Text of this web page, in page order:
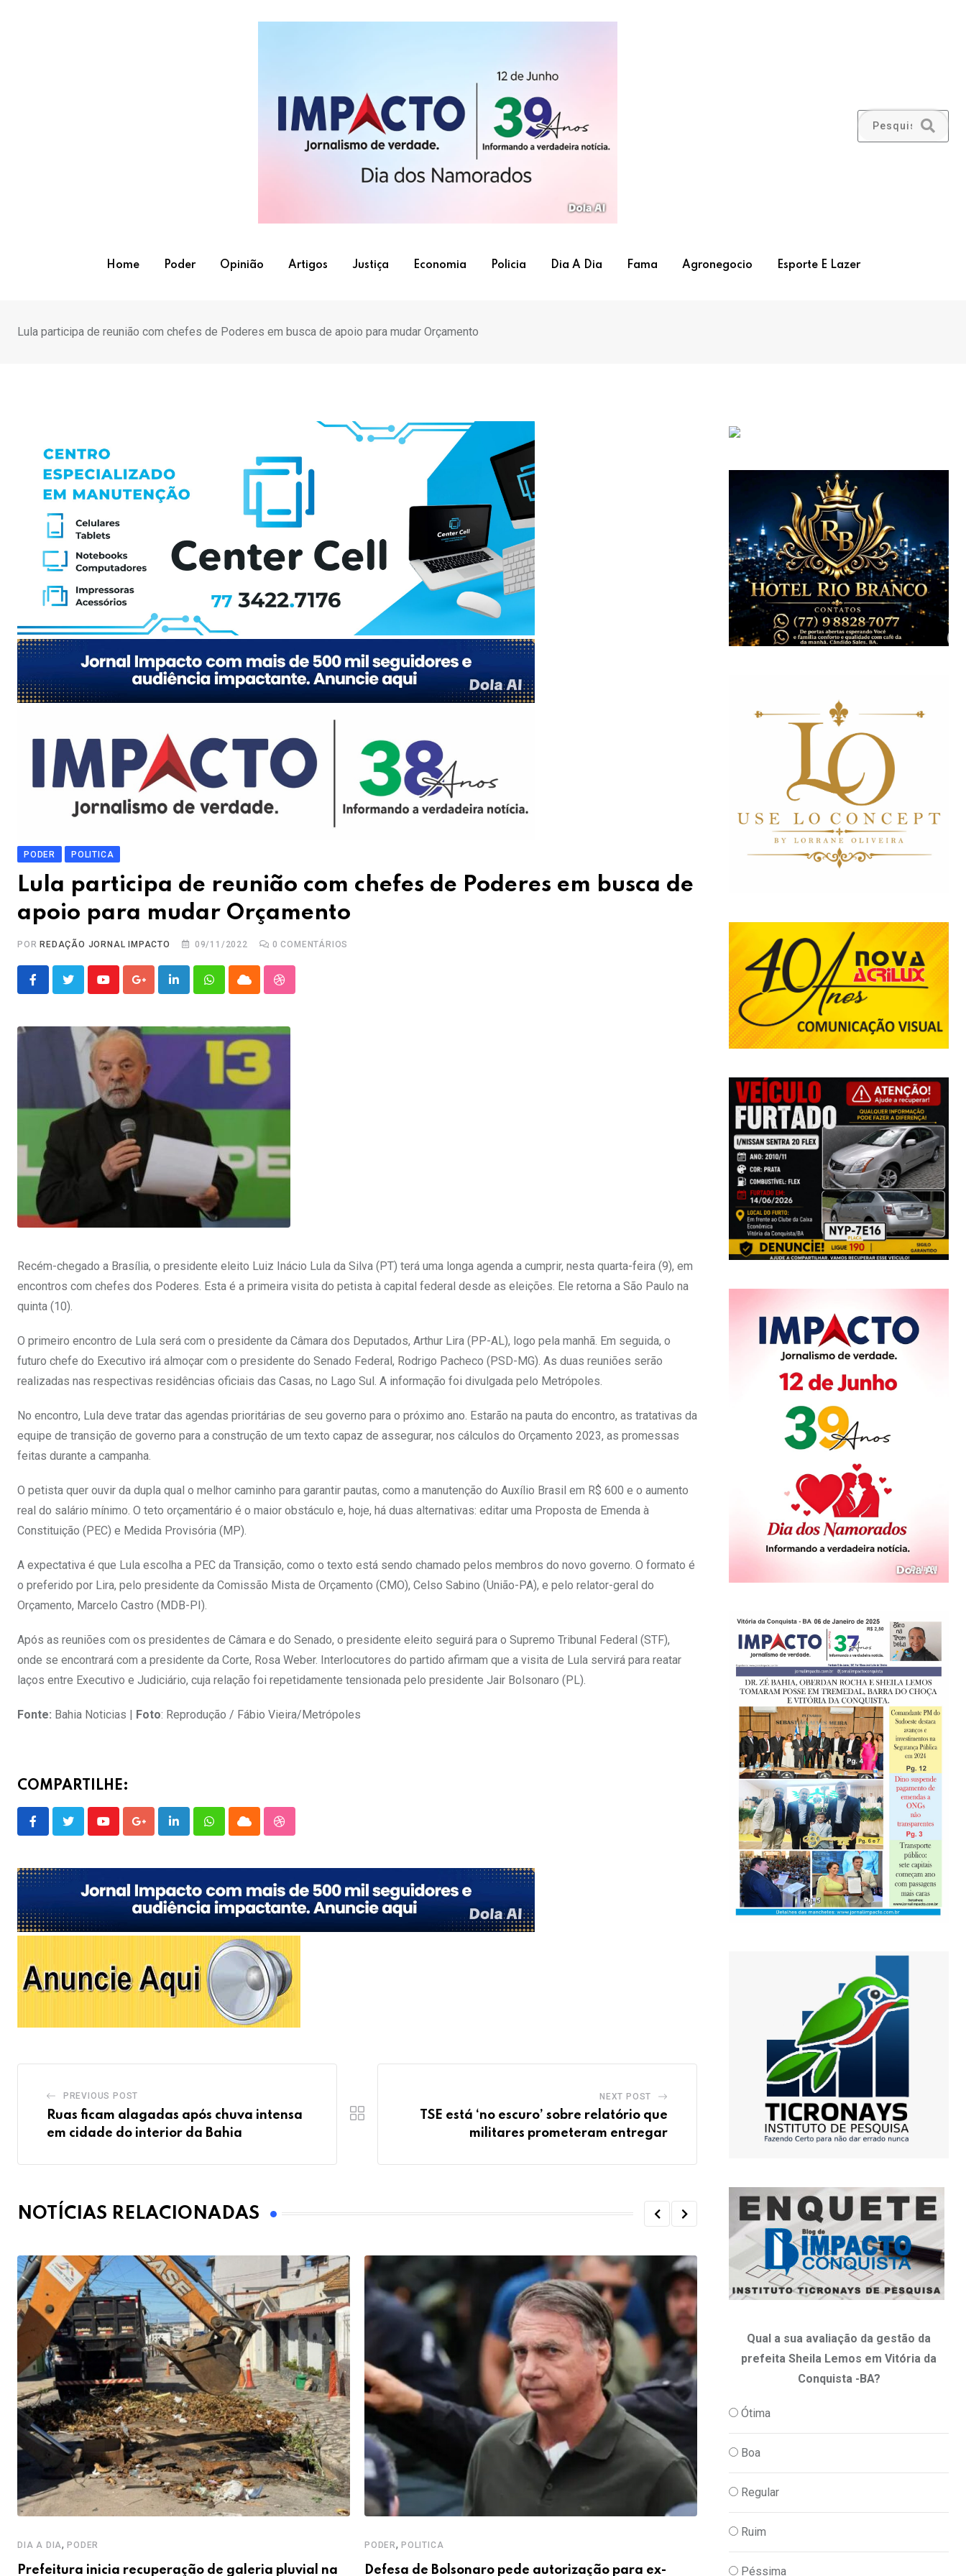
Home Poder Opinião Artigos Justiça Economia Policia Dia A Dia Fama Agronegocio Esporte E Lazer
Lula participa de reunião com chefes de Poderes em busca de apoio para mudar Orçamento
PODER POLITICA
Lula participa de reunião com chefes de Poderes em busca de
apoio para mudar Orçamento
POR REDAÇÃO JORNAL IMPACTO 09/11/2022 0 COMENTÁRIOS
YoutubeGoogle+LinkedInWhatsappCloud StumbleUpon
Recém-chegado a Brasília, o presidente eleito Luiz Inácio Lula da Silva (PT) terá uma longa agenda a cumprir, nesta quarta-feira (9), em
encontros com chefes dos Poderes. Esta é a primeira visita do petista à capital federal desde as eleições. Ele retorna a São Paulo na
quinta (10).
O primeiro encontro de Lula será com o presidente da Câmara dos Deputados, Arthur Lira (PP-AL), logo pela manhã. Em seguida, o
futuro chefe do Executivo irá almoçar com o presidente do Senado Federal, Rodrigo Pacheco (PSD-MG). As duas reuniões serão
realizadas nas respectivas residências oficiais das Casas, no Lago Sul. A informação foi divulgada pelo Metrópoles.
No encontro, Lula deve tratar das agendas prioritárias de seu governo para o próximo ano. Estarão na pauta do encontro, as tratativas da
equipe de transição de governo para a construção de um texto capaz de assegurar, nos cálculos do Orçamento 2023, as promessas
feitas durante a campanha.
O petista quer ouvir da dupla qual o melhor caminho para garantir pautas, como a manutenção do Auxílio Brasil em R$ 600 e o aumento
real do salário mínimo. O teto orçamentário é o maior obstáculo e, hoje, há duas alternativas: editar uma Proposta de Emenda à
Constituição (PEC) e Medida Provisória (MP).
A expectativa é que Lula escolha a PEC da Transição, como o texto está sendo chamado pelos membros do novo governo. O formato é
o preferido por Lira, pelo presidente da Comissão Mista de Orçamento (CMO), Celso Sabino (União-PA), e pelo relator-geral do
Orçamento, Marcelo Castro (MDB-PI).
Após as reuniões com os presidentes de Câmara e do Senado, o presidente eleito seguirá para o Supremo Tribunal Federal (STF),
onde se encontrará com a presidente da Corte, Rosa Weber. Interlocutores do partido afirmam que a visita de Lula servirá para reatar
laços entre Executivo e Judiciário, cuja relação foi repetidamente tensionada pelo presidente Jair Bolsonaro (PL).
Fonte: Bahia Noticias | Foto: Reprodução / Fábio Vieira/Metrópoles
COMPARTILHE:
YoutubeGoogle+LinkedInWhatsappCloud StumbleUpon
PREVIOUS POST
Ruas ficam alagadas após chuva intensa
em cidade do interior da Bahia
NEXT POST
TSE está ‘no escuro’ sobre relatório que
militares prometeram entregar
NOTÍCIAS RELACIONADAS
DIA A DIA,PODER
Prefeitura inicia recuperação de galeria pluvial na
PODER, POLITICA
Defesa de Bolsonaro pede autorização para ex- Em nova redução, Copom baixa taxa
Qual a sua avaliação da gestão da
prefeita Sheila Lemos em Vitória da
Conquista -BA?
Ótima
Boa
Regular
Ruim
Péssima